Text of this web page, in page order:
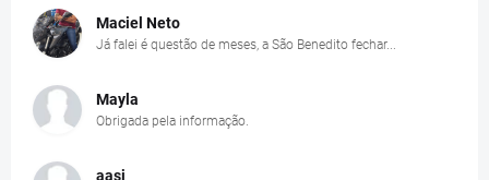
Maciel Neto
Já falei é questão de meses, a São Benedito fechar...
Mayla
Obrigada pela informação.
aasj